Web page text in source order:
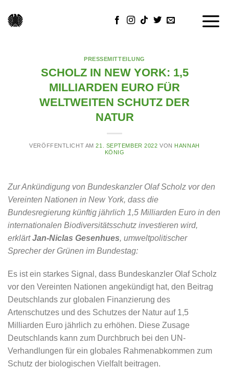
PRESSEMITTEILUNG
SCHOLZ IN NEW YORK: 1,5
MILLIARDEN EURO FÜR
WELTWEITEN SCHUTZ DER
NATUR
VERÖFFENTLICHT AM21. SEPTEMBER 2022 VON HANNAH
KÖNIG
Zur Ankündigung von Bundeskanzler Olaf Scholz vor den
Vereinten Nationen in New York, dass die
Bundesregierung künftig jährlich 1,5 Milliarden Euro in den
internationalen Biodiversitätsschutz investieren wird,
erklärtJan-Niclas Gesenhues, umweltpolitischer
Sprecher der Grünen im Bundestag:
Es ist ein starkes Signal, dass Bundeskanzler Olaf Scholz
vor den Vereinten Nationen angekündigt hat, den Beitrag
Deutschlands zur globalen Finanzierung des
Artenschutzes und des Schutzes der Natur auf 1,5
Milliarden Euro jährlich zu erhöhen. Diese Zusage
Deutschlands kann zum Durchbruch bei den UN-
Verhandlungen für ein globales Rahmenabkommen zum
Schutz der biologischen Vielfalt beitragen.